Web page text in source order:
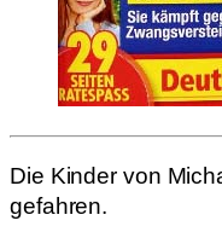
Die Kinder von
gefahren.